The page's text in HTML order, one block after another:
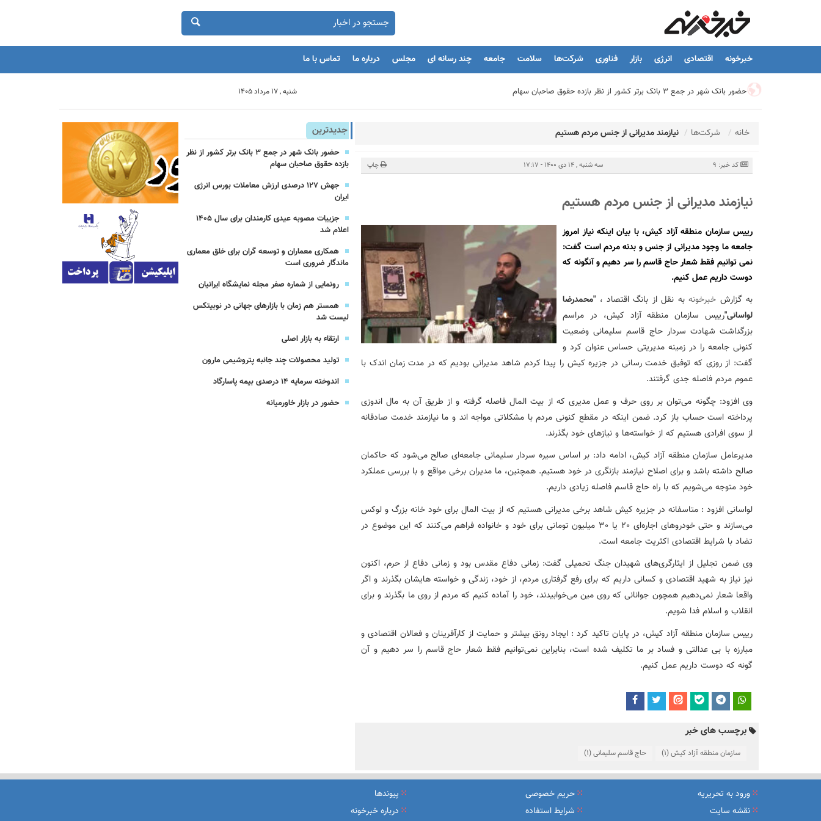
خبرخونه اقتصادی انرژی بازار فناوری شرکت‌ها سلامت جامعه چند رسانه ای مجلس درباره ما تماس با ما
حضور بانک شهر در جمع ۳ بانک برتر کشور از نظر بازده حقوق صاحبان سهام
تیما، محصول جدید بانك ملت؛ ابزاری برای كمك به مدیریت مالی بنگاه های اقتصادی
توسعه درمانگاه فوق تخصصی بیمارستان بهارلو با حمایت بانک سامان
هشدار نایب رئیس اتحادیه املاک: فروش متری مسکن می‌تواند سرمایه‌گذاران را با بحران مواجه کند
تسهیلات قرض‌الحسنه ازدواج و فرزندآوری به ۲۵۰ هزار میلیارد تومان رسید
نشست تشریح برنامه های عملیاتی شعب در سال جاری با حضور مدیرعامل و مدیران ارشد بانک
عقد تفاهم نامه عرضه محصول «مستمری مادام العمر ارس» بین شرکت بیمه باران و گروه صنعتی انتخاب
وزیر اقتصاد در جمع خبرنگاران در اسلامشهر: در اجرای قانون تسهیل مجوزهای كسب‌و‌كار بی‌اغماض عمل می‌كنیم
آغاز فرایند اجرایی طرح مولدسازی بعد از نوروز
طرح آتیه ملی ؛ محصول جدید و منحصربفرد بانک ملی ایران
شنبه , 17 مرداد 1405
خانه شرکت‌ها نیازمند مدیرانی از جنس مردم هستیم
کد خبر: 9 سه شنبه , 14 دی 1400 - 17:17 چاپ
نیازمند مدیرانی از جنس مردم هستیم
رییس سازمان منطقه آزاد کیش، با بیان اینکه نیاز امروز
جامعه ما وجود مدیرانی از جنس و بدنه مردم است گفت:
نمی توانیم فقط شعار حاج قاسم را سر دهیم و آنگونه که
دوست داریم عمل کنیم.
به گزارش خبرخونهبه نقل از بانگ اقتصاد ، "محمدرضا
لواسانی"رییس سازمان منطقه آزاد کیش، در مراسم
بزرگداشت شهادت سردار حاج قاسم سلیمانی وضعیت
کنونی جامعه را در زمینه مدیریتی حساس عنوان کرد و
گفت: از روزی که توفیق خدمت رسانی در جزیره کیش را پیدا کردم شاهد مدیرانی بودیم که در مدت زمان اندک با
عموم مردم فاصله جدی گرفتند.
وی افزود: چگونه می‌توان بر روی حرف و عمل مدیری که از بیت المال فاصله گرفته و از طریق آن به مال اندوزی
پرداخته است حساب باز کرد. ضمن اینکه در مقطع کنونی مردم با مشکلاتی مواجه اند و ما نیازمند خدمت صادقانه
از سوی افرادی هستیم که از خواسته‌ها و نیازهای خود بگذرند.
مدیرعامل سازمان منطقه آزاد کیش، ادامه داد: بر اساس سیره سردار سلیمانی جامعه‌ای صالح می‌شود که حاکمان
صالح داشته باشد و برای اصلاح نیازمند بازنگری در خود هستیم. همچنین، ما مدیران برخی مواقع و با بررسی عملکرد
خود متوجه می‌شویم که با راه حاج قاسم فاصله زیادی داریم.
لواسانی افزود : متاسفانه در جزیره کیش شاهد برخی مدیرانی هستیم که از بیت المال برای خود خانه بزرگ و لوکس
می‌سازند و حتی خودروهای اجاره‌ای 20 یا 30 میلیون تومانی برای خود و خانواده فراهم می‌کنند که این موضوع در
تضاد با شرایط اقتصادی اکثریت جامعه است.
وی ضمن تجلیل از ایثارگری‌های شهیدان جنگ تحمیلی گفت: زمانی دفاع مقدس بود و زمانی دفاع از حرم، اکنون
نیز نیاز به شهید اقتصادی و کسانی داریم که برای رفع گرفتاری مردم، از خود، زندگی و خواسته هایشان بگذرند و اگر
واقعا شعار نمی‌دهیم همچون جوانانی که روی مین می‌خوابیدند، خود را آماده کنیم که مردم از روی ما بگذرند و برای
انقلاب و اسلام فدا شویم.
رییس سازمان منطقه آزاد کیش، در پایان تاکید کرد : ایجاد رونق بیشتر و حمایت از کارآفرینان و فعالان اقتصادی و
مبارزه با بی عدالتی و فساد بر ما تکلیف شده است، بنابراین نمی‌توانیم فقط شعار حاج قاسم را سر دهیم و آن
گونه که دوست داریم عمل کنیم.
برچسب های خبر
سازمان منطقه آزاد کیش(1) حاج قاسم سلیمانی(1)
جدیدترین
حضور بانک شهر در جمع ۳ بانک برتر کشور از نظر
بازده حقوق صاحبان سهام
جهش ۱۲۷ درصدی ارزش معاملات بورس انرژی
ایران
جزییات مصوبه عیدی کارمندان برای سال 1405
اعلام شد
همکاری معماران و توسعه گران برای خلق معماری
ماندگار ضروری است
رونمایی از شماره صفر مجله نمایشگاه ایرانیان
همستر هم زمان با بازارهای جهانی در نوبیتکس
لیست شد
ارتقاء به بازار اصلی
تولید محصولات چند جانبه پتروشیمی مارون
اندوخته سرمایه 14 درصدی بیمه پاسارگاد
حضور در بازار خاورمیانه
ورود به تحریریه
نقشه سایت
حریم خصوصی
شرایط استفاده
پیوندها
درباره خبرخونه